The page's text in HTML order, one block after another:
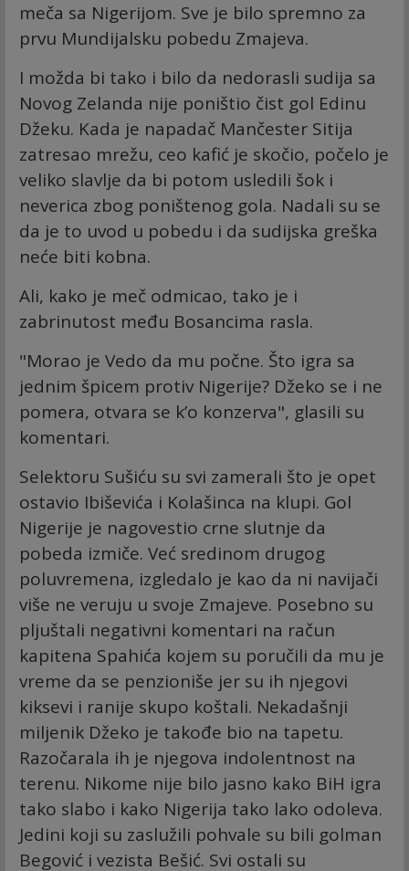
meča sa Nigerijom. Sve je bilo spremno za
prvu Mundijalsku pobedu Zmajeva.
I možda bi tako i bilo da nedorasli sudija sa
Novog Zelanda nije poništio čist gol Edinu
Džeku. Kada je napadač Mančester Sitija
zatresao mrežu, ceo kafić je skočio, počelo je
veliko slavlje da bi potom usledili šok i
neverica zbog poništenog gola. Nadali su se
da je to uvod u pobedu i da sudijska greška
neće biti kobna.
Ali, kako je meč odmicao, tako je i
zabrinutost među Bosancima rasla.
"Morao je Vedo da mu počne. Što igra sa
jednim špicem protiv Nigerije? Džeko se i ne
pomera, otvara se k’o konzerva", glasili su
komentari.
Selektoru Sušiću su svi zamerali što je opet
ostavio Ibiševića i Kolašinca na klupi. Gol
Nigerije je nagovestio crne slutnje da
pobeda izmiče. Već sredinom drugog
poluvremena, izgledalo je kao da ni navijači
više ne veruju u svoje Zmajeve. Posebno su
pljuštali negativni komentari na račun
kapitena Spahića kojem su poručili da mu je
vreme da se penzioniše jer su ih njegovi
kiksevi i ranije skupo koštali. Nekadašnji
miljenik Džeko je takođe bio na tapetu.
Razočarala ih je njegova indolentnost na
terenu. Nikome nije bilo jasno kako BiH igra
tako slabo i kako Nigerija tako lako odoleva.
Jedini koji su zaslužili pohvale su bili golman
Begović i vezista Bešić. Svi ostali su